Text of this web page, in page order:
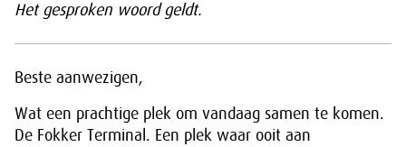
Het gesproken woord geldt.
Beste aanwezigen,
Wat een prachtige plek om vandaag samen te komen.
De Fokker Terminal. Een plek waar ooit aan